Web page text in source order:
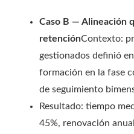
Caso B — Alineación
retenciónContexto:
gestionados definió
formación en la fase
de seguimiento
Resultado: tiempo
45%, renovación